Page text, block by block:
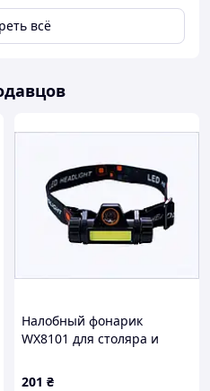
всё
Налобный фонарик
WX8101 для столяра и
201 ₴